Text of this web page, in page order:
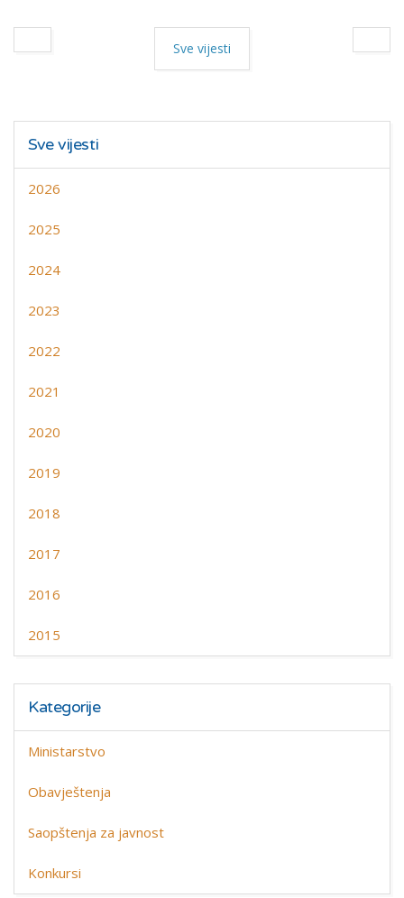
Sve vijesti
Sve vijesti
2026
2025
2024
2023
2022
2021
2020
2019
2018
2017
2016
2015
Kategorije
Ministarstvo
Obavještenja
Saopštenja za javnost
Konkursi